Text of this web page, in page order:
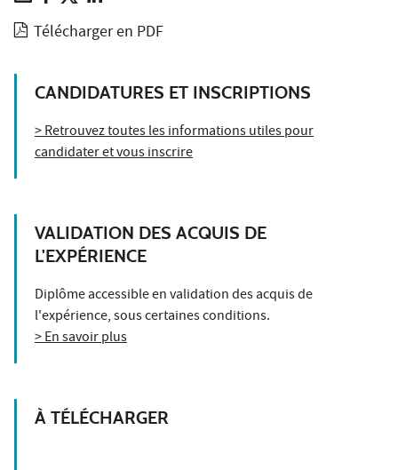
Télécharger en PDF
CANDIDATURES ET INSCRIPTIONS
> Retrouvez toutes les informations utiles pour
candidater et vous inscrire
VALIDATION DES ACQUIS DE
L'EXPÉRIENCE
Diplôme accessible en validation des acquis de
l'expérience, sous certaines conditions.
> En savoir plus
À TÉLÉCHARGER